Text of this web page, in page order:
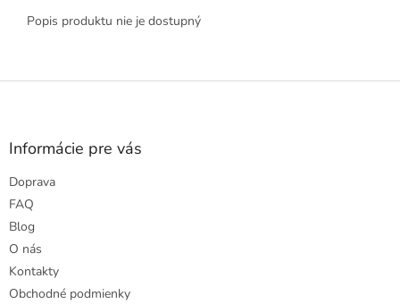
Popis produktu nie je dostupný
Z
Informácie pre vás
Doprava
FAQ
Blog
O nás
Kontakty
Obchodné podmienky